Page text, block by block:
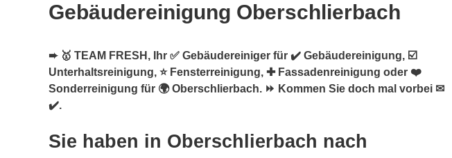
Gebäudereinigung Oberschlierbach
➨ 🥇 TEAM FRESH, Ihr ✅ Gebäudereiniger für ✔️ Gebäudereinigung, ☑️
Unterhaltsreinigung, ⭐ Fensterreinigung, ✚ Fassadenreinigung oder ❤️
Sonderreinigung für 🌍 Oberschlierbach. ⏩ Kommen Sie doch mal vorbei ✉
✔️.
Sie haben in Oberschlierbach nach